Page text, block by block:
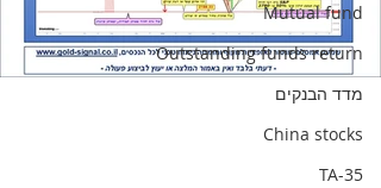
Mutual fund
Outstanding funds return
מדד הבנקים
China stocks
TA-35